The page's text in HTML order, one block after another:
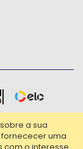
a sua
uma